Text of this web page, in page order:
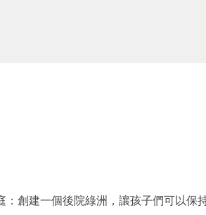
：創建一個後院綠洲，讓孩子們可以保